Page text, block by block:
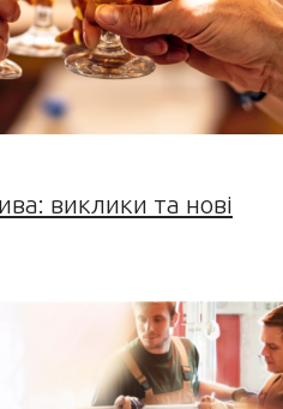
виклики та нові